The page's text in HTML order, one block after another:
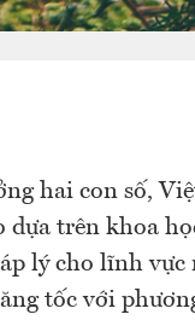
hai con số,
trên khoa
lý cho lĩnh vực
tốc với